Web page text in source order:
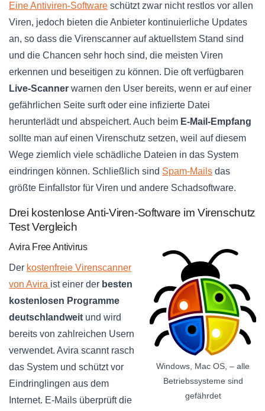
Eine Antiviren-Software schützt zwar nicht restlos vor allen
Viren, jedoch bieten die Anbieter kontinuierliche Updates
an, so dass die Virenscanner auf aktuellstem Stand sind
und die Chancen sehr hoch sind, die meisten Viren
erkennen und beseitigen zu können. Die oft verfügbaren
Live-Scanner warnen den User bereits, wenn er auf einer
gefährlichen Seite surft oder eine infizierte Datei
herunterlädt und abspeichert. Auch beim E-Mail-Empfang
sollte man auf einen Virenschutz setzen, weil auf diesem
Wege ziemlich viele schädliche Dateien in das System
eindringen können. Schließlich sind Spam-Mails das
größte Einfallstor für Viren und andere Schadsoftware.
Drei kostenlose Anti-Viren-Software im Virenschutz
Test Vergleich
Windows, Mac OS, – alle
Betriebssysteme sind
gefährdet
Avira Free Antivirus
Der kostenfreie Virenscanner
von Avira ist einer der besten
kostenlosen Programme
deutschlandweit und wird
bereits von zahlreichen Usern
verwendet. Avira scannt rasch
das System und schützt vor
Eindringlingen aus dem
Internet. E-Mails überprüft die